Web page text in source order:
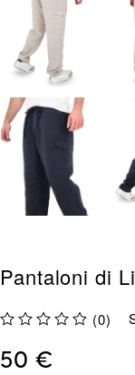
Pantaloni di
(0)
50 €